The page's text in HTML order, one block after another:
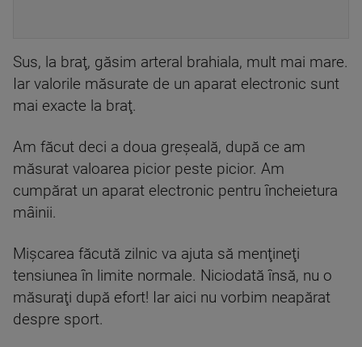
Sus, la braţ, găsim arteral brahiala, mult mai mare.
Iar valorile măsurate de un aparat electronic sunt
mai exacte la braţ.
Am făcut deci a doua greşeală, după ce am
măsurat valoarea picior peste picior. Am
cumpărat un aparat electronic pentru încheietura
mâinii.
Mişcarea făcută zilnic va ajuta să menţineţi
tensiunea în limite normale. Niciodată însă, nu o
măsuraţi după efort! Iar aici nu vorbim neapărat
despre sport.